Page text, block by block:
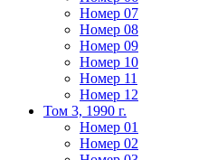
Номер 07
Номер 08
Номер 09
Номер 10
Номер 11
Номер 12
Том 3, 1990 г.
Номер 01
Номер 02